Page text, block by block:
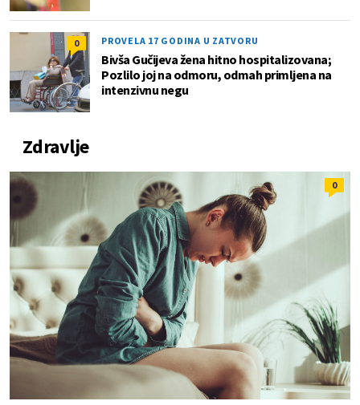
0 PROVELA 17 GODINA U ZATVORU
Bivša Gučijeva žena hitno hospitalizovana;
Pozlilo joj na odmoru, odmah primljena na
intenzivnu negu
Zdravlje
0